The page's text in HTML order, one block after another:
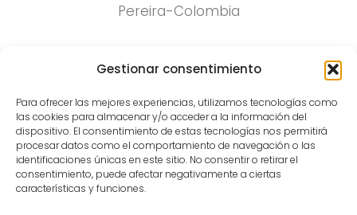
Gestionar consentimiento
Para ofrecer las mejores experiencias, utilizamos tecnologías como
las cookies para almacenar y/o acceder a la información del
dispositivo. El consentimiento de estas tecnologías nos permitirá
procesar datos como el comportamiento de navegación o las
identificaciones únicas en este sitio. No consentir o retirar el
consentimiento, puede afectar negativamente a ciertas
características y funciones.
Pereira-Colombia
Todos los derechos reservados 2022.
Funciona con - Diseñado con el